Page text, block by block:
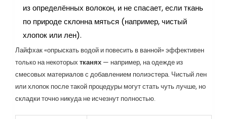
из определённых волокон, и не спасает, если ткань
по природе склонна мяться (например, чистый
хлопок или лен).
Лайфхак «опрыскать водой и повесить в ванной» эффективен
только на некоторых тканях — например, на одежде из
смесовых материалов с добавлением полиэстера. Чистый лен
или хлопок после такой процедуры могут стать чуть лучше, но
складки точно никуда не исчезнут полностью.